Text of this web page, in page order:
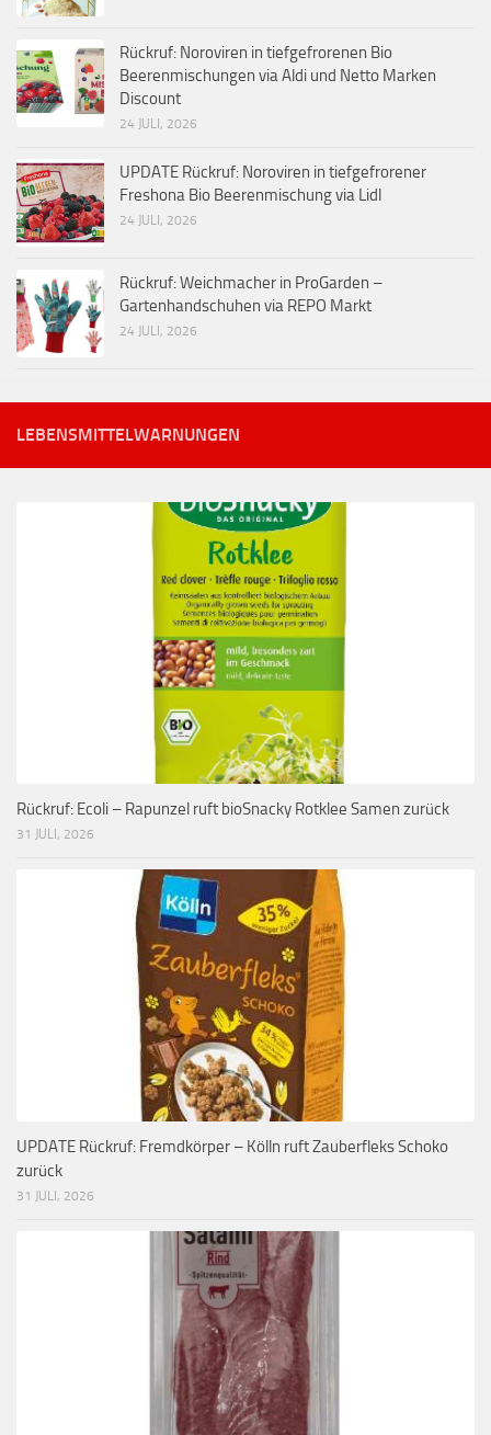
Rückruf: Noroviren in tiefgefrorenen Bio
Beerenmischungen via Aldi und Netto Marken
Discount
24 JULI, 2026
UPDATE Rückruf: Noroviren in tiefgefrorener
Freshona Bio Beerenmischung via Lidl
24 JULI, 2026
Rückruf: Weichmacher in ProGarden –
Gartenhandschuhen via REPO Markt
24 JULI, 2026
LEBENSMITTELWARNUNGEN
Rückruf: Ecoli – Rapunzel ruft bioSnacky Rotklee Samen zurück
31 JULI, 2026
UPDATE Rückruf: Fremdkörper – Kölln ruft Zauberfleks Schoko
zurück
31 JULI, 2026